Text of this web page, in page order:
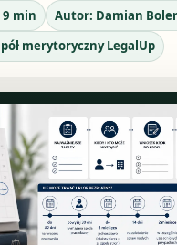
9 min Autor: Damian
merytoryczny LegalUp